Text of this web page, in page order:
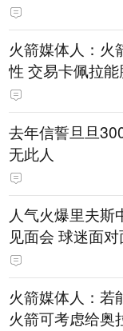
火箭媒体人：火
性 交易卡佩拉
去年信誓旦旦
无此人
人气火爆里夫斯
见面会 球迷面
火箭媒体人：若
火箭可考虑给奥